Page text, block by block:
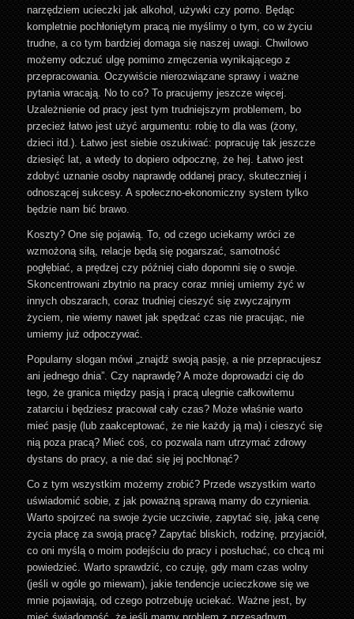
narzędziem ucieczki jak alkohol, używki czy porno. Będąc
kompletnie pochłoniętym pracą nie myślimy o tym, co w życiu
trudne, a co tym bardziej domaga się naszej uwagi. Chwilowo
możemy odczuć ulgę pomimo zmęczenia wynikającego z
przepracowania. Oczywiście nierozwiązane sprawy i ważne
pytania wracają. No to co? To pracujemy jeszcze więcej.
Uzależnienie od pracy jest tym trudniejszym problemem, bo
przecież łatwo jest użyć argumentu: robię to dla was (żony,
dzieci itd.). Łatwo jest siebie oszukiwać: popracuję tak jeszcze
dziesięć lat, a wtedy to dopiero odpocznę, że hej. Łatwo jest
zdobyć uznanie osoby naprawdę oddanej pracy, skuteczniej i
odnoszącej sukcesy. A społeczno-ekonomiczny system tylko
będzie nam bić brawo.
Koszty? One się pojawią. To, od czego uciekamy wróci ze
wzmożoną siłą, relacje będą się pogarszać, samotność
pogłębiać, a prędzej czy później ciało dopomni się o swoje.
Skoncentrowani zbytnio na pracy coraz mniej umiemy żyć w
innych obszarach, coraz trudniej cieszyć się zwyczajnym
życiem, nie wiemy nawet jak spędzać czas nie pracując, nie
umiemy już odpoczywać.
Popularny slogan mówi „znajdź swoją pasję, a nie przepracujesz
ani jednego dnia”. Czy naprawdę? A może doprowadzi cię do
tego, że granica między pasją i pracą ulegnie całkowitemu
zatarciu i będziesz pracował cały czas? Może właśnie warto
mieć pasję (lub zaakceptować, że nie każdy ją ma) i cieszyć się
nią poza pracą? Mieć coś, co pozwala nam utrzymać zdrowy
dystans do pracy, a nie dać się jej pochłonąć?
Co z tym wszystkim możemy zrobić? Przede wszystkim warto
uświadomić sobie, z jak poważną sprawą mamy do czynienia.
Warto spojrzeć na swoje życie uczciwie, zapytać się, jaką cenę
życia płacę za swoją pracę? Zapytać bliskich, rodzinę, przyjaciół,
co oni myślą o moim podejściu do pracy i posłuchać, co chcą mi
powiedzieć. Warto sprawdzić, co czuję, gdy mam czas wolny
(jeśli w ogóle go miewam), jakie tendencje ucieczkowe się we
mnie pojawiają, od czego potrzebuję uciekać. Ważne jest, by